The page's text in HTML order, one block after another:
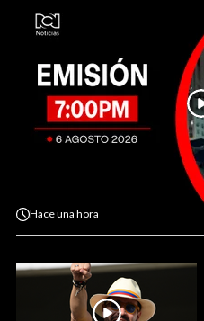
Haceuna hora